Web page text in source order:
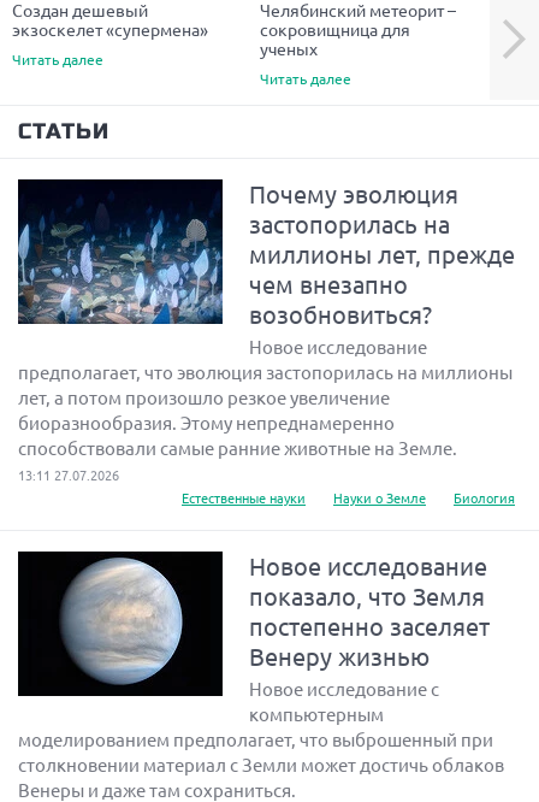
Создан дешевый
экзоскелет «супермена»
Читать далее
Челябинский метеорит –
сокровищница для
ученых
Читать далее
Next
СТАТЬИ
Почему эволюция
застопорилась на
миллионы лет, прежде
чем внезапно
возобновиться?
Новое исследование
предполагает, что эволюция застопорилась на миллионы
лет, а потом произошло резкое увеличение
биоразнообразия. Этому непреднамеренно
способствовали самые ранние животные на Земле.
13:11 27.07.2026
Естественные науки
Науки о Земле Биология
Новое исследование
показало, что Земля
постепенно заселяет
Венеру жизнью
Новое исследование с
компьютерным
моделированием предполагает, что выброшенный при
столкновении материал с Земли может достичь облаков
Венеры и даже там сохраниться.